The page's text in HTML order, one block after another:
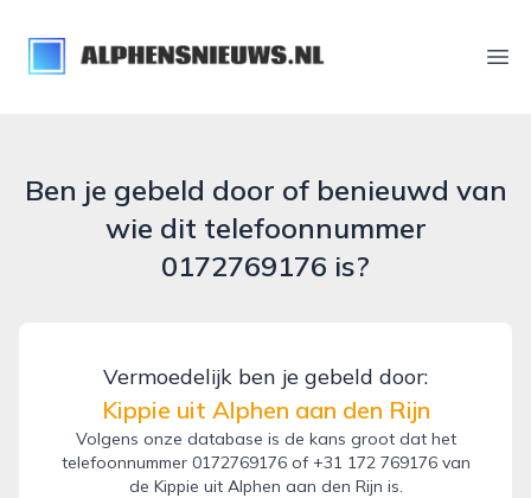
alphensnieuws.nl
Ben je gebeld door of benieuwd van
wie dit telefoonnummer
0172769176 is?
Vermoedelijk ben je gebeld door:
Kippie uit Alphen aan den Rijn
Volgens onze database is de kans groot dat het
telefoonnummer 0172769176 of +31 172 769176 van
de Kippie uit Alphen aan den Rijn is.